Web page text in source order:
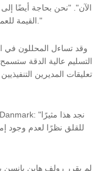
الآن". "نحن بحاجة أيضًا
القيمة للعملاء ومن ثم استخدام بعض هذه القيمة لصالحنا."
وقد تساءل المحللون في
التسليم عالية الدقة
تعليقات المديرين
للقلق نظرًا لعدم وجود